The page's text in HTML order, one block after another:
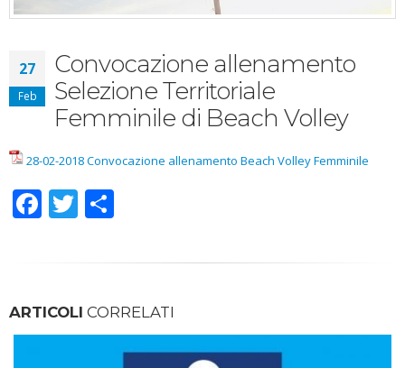
27
Feb
Convocazione allenamento
Selezione Territoriale
Femminile di Beach Volley
28-02-2018 Convocazione allenamento Beach Volley Femminile
Facebook
Twitter
ARTICOLI CORRELATI